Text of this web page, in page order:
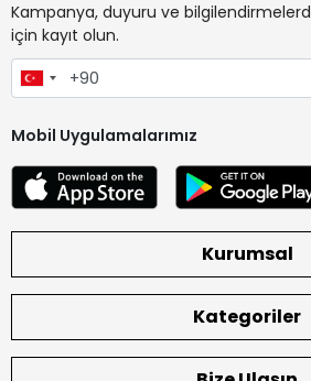
Kampanya, duyuru ve
için kayıt olun.
Mobil Uygulamalarımız
Kurumsal
Kategoriler